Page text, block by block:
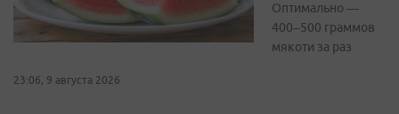
Оптимально —
400–500 граммов
мякоти за раз
23:06, 9 августа 2026